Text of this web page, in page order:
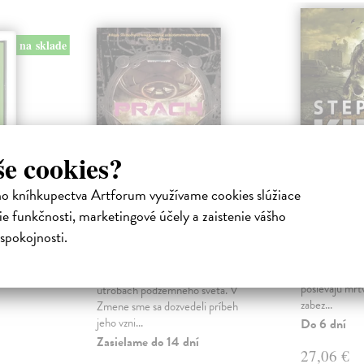
cookies?
kníhkupectva Artforum využívame cookies slúžiace
funkčnosti, marketingové účely a zaistenie vášho
na sklade
Prach (slovenské
útrobách podzemného sveta. V
Zmene sme sa dozvedeli príbeh
jeho vzni...
Zasielame do 14 dní
Na začiatku
posievajú
zabez...
Do 6 dní
27,06 €